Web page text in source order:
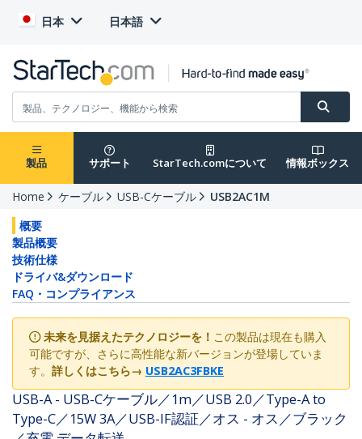
日本 日本語
製品 サポート StarTech.comについて 情報ボックス
Home ケーブル USB-Cケーブル
USB2AC1M
概要
製品概要
技術仕様
ドライバ&ダウンロード
FAQ・コンプライアンス
未来を見据えたテクノロジーを！ この製品は現在も購入
可能ですが、さらに高性能な新バージョンが登場していま
す。 詳しくはこちら→ USB2AC3FBKE
USB-A - USB-Cケーブル／1m／USB 2.0／Type-A to
Type-C／15W 3A／USB-IF認証／オス - オス／ブラック